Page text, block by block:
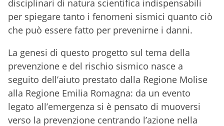
disciplinari di natura scientifica indispensabili
per spiegare tanto i fenomeni sismici quanto ciò
che può essere fatto per prevenirne i danni.
La genesi di questo progetto sul tema della
prevenzione e del rischio sismico nasce a
seguito dell’aiuto prestato dalla Regione Molise
alla Regione Emilia Romagna: da un evento
legato all’emergenza si è pensato di muoversi
verso la prevenzione centrando l’azione nella